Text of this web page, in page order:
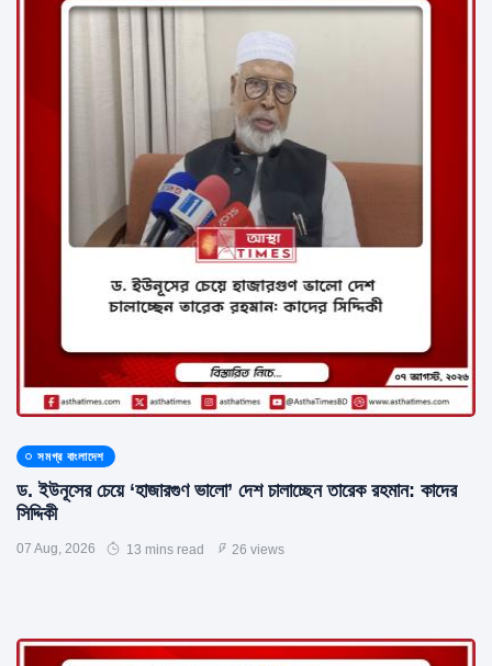
সমগ্র বাংলাদেশ
ড. ইউনূসের চেয়ে ‘হাজারগুণ ভালো’ দেশ চালাচ্ছেন তারেক রহমান: কাদের
সিদ্দিকী
07 Aug, 2026 13 mins read 26 views